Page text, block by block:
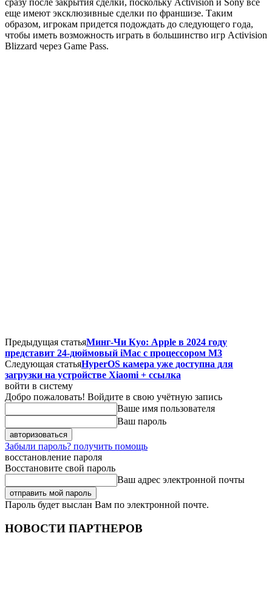
еще имеют эксклюзивные сделки по франшизе. Таким
образом, игрокам придется подождать до следующего года,
чтобы иметь возможность играть в большинство игр Activision
Blizzard через Game Pass.
Предыдущая статьяМинг-Чи Куо: Apple в 2024 году
представит 24-дюймовый iMac с процессором M3
Следующая статьяHyperOS камера уже доступна для
загрузки на устройстве Xiaomi + ссылка
войти в систему
Добро пожаловать! Войдите в свою учётную запись
Ваше имя пользователя
Ваш пароль
Забыли пароль? получить помощь
восстановление пароля
Восстановите свой пароль
Ваш адрес электронной почты
Пароль будет выслан Вам по электронной почте.
НОВОСТИ ПАРТНЕРОВ